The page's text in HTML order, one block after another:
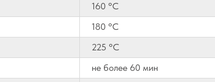
160 °С
180 °С
225 °С
не более 60 мин